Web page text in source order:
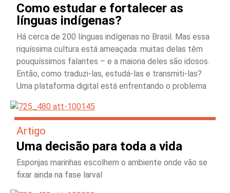
Como estudar e fortalecer as
línguas indígenas?
Há cerca de 200 línguas indígenas no Brasil. Mas essa
riquíssima cultura está ameaçada: muitas delas têm
pouquíssimos falantes – e a maioria deles são idosos.
Então, como traduzi-las, estudá-las e transmiti-las?
Uma plataforma digital está enfrentando o problema
Artigo
Uma decisão para toda a vida
Esponjas marinhas escolhem o ambiente onde vão se
fixar ainda na fase larval